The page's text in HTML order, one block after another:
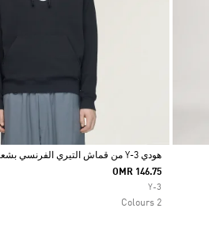
Selected
هودي Y-3 من قماش التيري الفرنسي بشعار سائل
OMR 146.75
Y-3
2 Colours